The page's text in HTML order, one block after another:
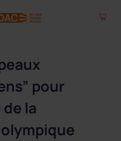
pour
de la